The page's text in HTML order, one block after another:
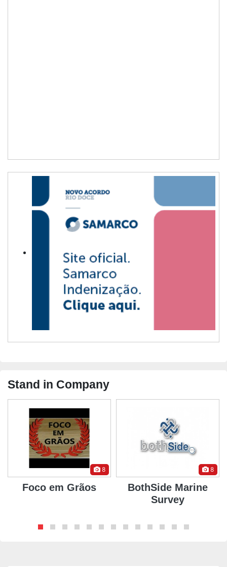
Stand in Company
8
Foco em Grãos
8
BothSide Marine
Survey